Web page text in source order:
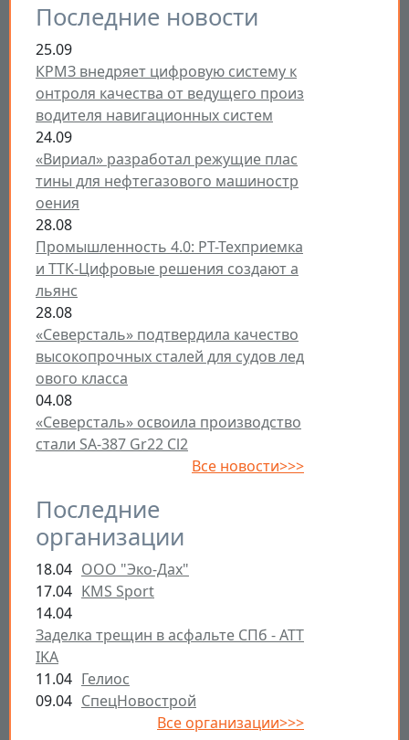
Последние новости
25.09
КРМЗ внедряет цифровую систему к
онтроля качества от ведущего произ
водителя навигационных систем
24.09
«Вириал» разработал режущие плас
тины для нефтегазового машиностр
оения
28.08
Промышленность 4.0: РТ-Техприемка
и ТТК-Цифровые решения создают а
льянс
28.08
«Северсталь» подтвердила качество
высокопрочных сталей для судов лед
ового класса
04.08
«Северсталь» освоила производство
стали SA-387 Gr22 Cl2
Все новости>>>
Последние
организации
18.04 ООО "Эко-Дах"
17.04 KMS Sport
14.04
Заделка трещин в асфальте СПб - ATT
IKA
11.04 Гелиос
09.04 СпецНовострой
Все организации>>>